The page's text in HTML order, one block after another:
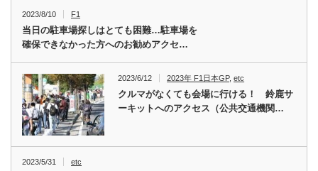
2023/8/10 F1
当日の駐車場探しはとても困難…駐車場を
確保できなかった方へのお勧めアクセ…
2023/6/12 2023年 F1日本GP,etc
クルマがなくても会場に行ける！ 鈴鹿サ
ーキットへのアクセス（公共交通機関…
2023/5/31 etc